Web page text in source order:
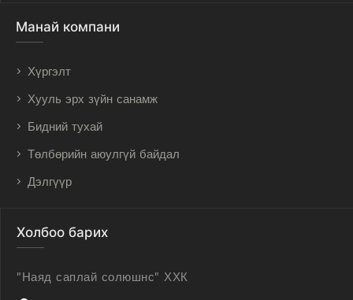
Манай компани
Хүргэлт
Хууль эрх зүйн санамж
Бидний тухай
Төлбөрийн аюулгүй байдал
Дэлгүүр
Холбоо барих
"Наяд саплай солюшнс" ХХК